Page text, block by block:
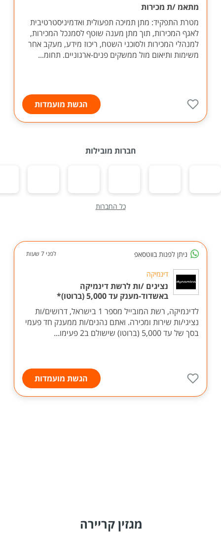
מתאמ /ת מכירות
מטרת התפקיד: מתן תמיכה תפעולית ואדמיניסטרטיבית
לאגף המכירות, תוך מתן מענה שוטף לסמנכל המכירות,
למנהלי המכירות ולסוכני השטח, ריכוז מידע, מעקב אחר
משימות ותיאום מול ממשקים פנים-ארגוניים. תחומ...
הגשת מועמדות
חברות מובילות
כל החברות
ניתן לפנות בווטסאפ לפני 7 שעות
דינמיקה
נציגים /ות לרשת דינמיקה
באשדוד-מענק עד 5,000 (ברוטו)*
לדינמיקה, רשת המובייל מספר 1 בישראל, דרושים/ות
נציגי/ות שירות ומכירה. ואתם נהנים/ות ממענק חד פעמי
בסך של עד 5,000 (ברוטו) שישולם ב2 פעימו...
הגשת מועמדות
מגזין קריירה